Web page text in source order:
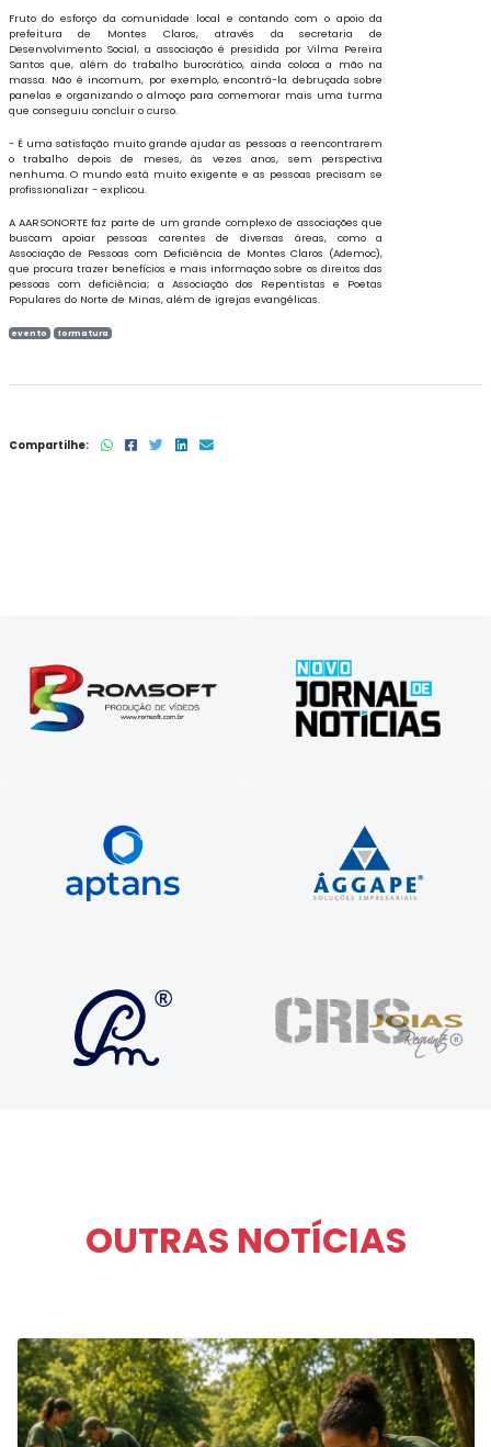
Fruto do esforço da comunidade local e contando com o apoio da
prefeitura de Montes Claros, através da secretaria de
Desenvolvimento Social, a associação é presidida por Vilma Pereira
Santos que, além do trabalho burocrático, ainda coloca a mão na
massa. Não é incomum, por exemplo, encontrá-la debruçada sobre
panelas e organizando o almoço para comemorar mais uma turma
que conseguiu concluir o curso.
- É uma satisfação muito grande ajudar as pessoas a reencontrarem
o trabalho depois de meses, às vezes anos, sem perspectiva
nenhuma. O mundo está muito exigente e as pessoas precisam se
profissionalizar - explicou.
A AARSONORTE faz parte de um grande complexo de associações que
buscam apoiar pessoas carentes de diversas áreas, como a
Associação de Pessoas com Deficiência de Montes Claros (Ademoc),
que procura trazer benefícios e mais informação sobre os direitos das
pessoas com deficiência; a Associação dos Repentistas e Poetas
Populares do Norte de Minas, além de igrejas evangélicas.
evento formatura
Compartilhe:
Vídeos comerciais, institucionais e para
treinamentos corporativos
Tradição em Informar, Inovação em
Comunicar
Foque no seu negócio.​ Nós cuidamos do
seu servidor​.
Profissionais unidos a serviço do seu
sucesso!
Soluções que transformam vidas e
carreiras com propósito e autenticidade
Presente nos seus melhores momentos
OUTRAS NOTÍCIAS